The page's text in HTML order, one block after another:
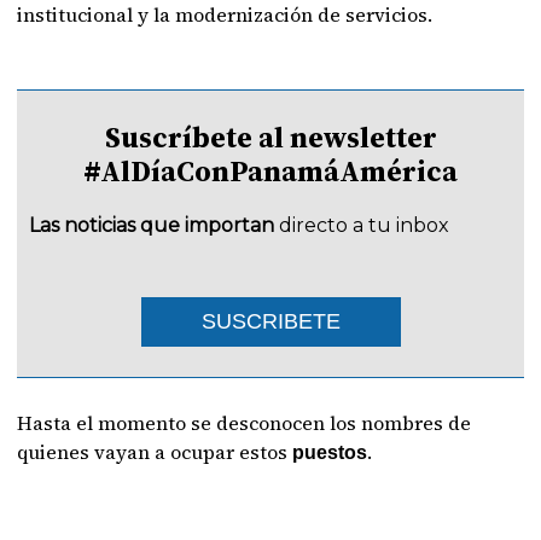
institucional y la modernización de servicios.
Suscríbete al newsletter
#AlDíaConPanamáAmérica
Las noticias que importan directo a tu inbox
SUSCRIBETE
Hasta el momento se desconocen los nombres de
quienes vayan a ocupar estos puestos.